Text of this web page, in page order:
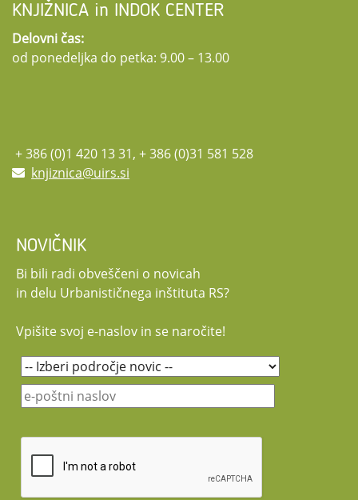
KNJIŽNICA in INDOK CENTER
Delovni čas:
od ponedeljka do petka: 9.00 – 13.00
+ 386 (0)1 420 13 31, + 386 (0)31 581 528
knjiznica@uirs.si
NOVIČNIK
Bi bili radi obveščeni o novicah
in delu Urbanističnega inštituta RS?
Vpišite svoj e-naslov in se naročite!